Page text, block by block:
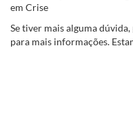
em Crise
Se tiver mais alguma
para mais informações.